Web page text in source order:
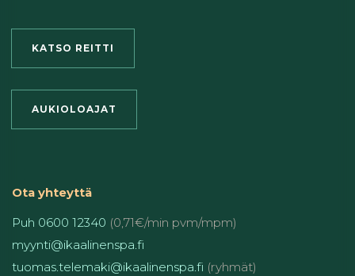
KATSO REITTI
AUKIOLOAJAT
Ota yhteyttä
Puh 0600 12340 (0,71€/min pvm/mpm)
myynti@ikaalinenspa.fi
tuomas.telemaki@ikaalinenspa.fi (ryhmät)